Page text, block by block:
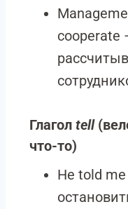
cooperate
Глагол tell
что-то)
He told